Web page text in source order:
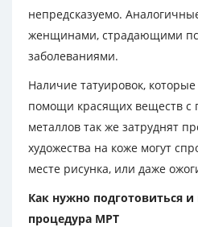
непредсказуемо.
женщинами, страдающими
заболеваниями.
Наличие татуировок,
помощи красящих веществ с
металлов так же затруднят
художества на коже могут
месте рисунка, или даже
Как нужно подготовиться
процедура МРТ